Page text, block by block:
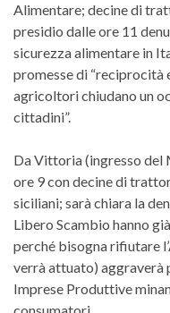
Alimentare; decine di
presidio dalle ore 11
sicurezza alimentare in
promesse di
agricoltori chiudano un
cittadini”.
Da Vittoria (ingresso del
ore 9 con decine di
siciliani; sarà chiara la
Libero Scambio hanno
perché bisogna rifiutare
verrà attuato) aggraverà
Imprese Produttive